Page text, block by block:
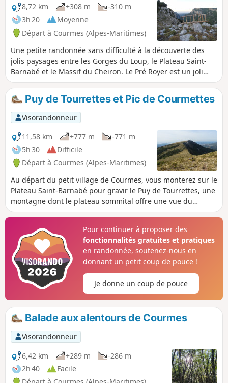
8,72 km +308 m
-310 m
3h 20
Moyenne
Départ à Courmes (Alpes-Maritimes)
Une petite randonnée sans difficulté à la découverte des
jolis paysages entre les Gorges du Loup, le Plateau Saint-
Barnabé et le Massif du Cheiron. Le Pré Royer est un joli
espace de clairières successives au-dessus de la forêt de
Bramafan. En période de brame, on peut y entendre de
nombreux cerfs à la tombée de la nuit ou au lever du jour.
Puy de Tourrettes et Pic de Courmettes
Visorandonneur
11,58 km
+777 m
-771 m
5h 30
Difficile
Départ à Courmes (Alpes-Maritimes)
Au départ du petit village de Courmes, vous monterez sur le
Plateau Saint-Barnabé pour gravir le Puy de Tourrettes, une
montagne dont le plateau sommital offre une vue du
Mercantour au littoral. Après une petite descente, on
un panorama à 360° sur la vallée du Loup, le massif du
Cheiron et le littoral du Cap Ferrat à l'Estérel. Après une
descente raide le long de l'arête Ouest, on revient
tranquillement au village à travers la forêt.
Pour continuer à proposer des
fonctionnalités gratuites et pratiques
en randonnée, soutenez-nous en
donnant un petit coup de pouce !
Je donne un coup de pouce
Balade aux alentours de Courmes
Visorandonneur
6,42 km
+289 m
-286 m
2h 40
Facile